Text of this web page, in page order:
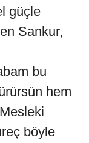
güçle
Sankur,
bu
hem
böyle